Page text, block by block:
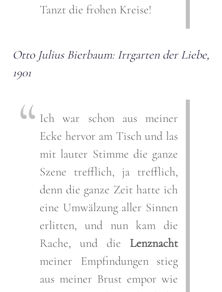
Tanzt die frohen Kreise!
Otto Julius Bierbaum: Irrgarten der Liebe,
1901
Ich war schon aus meiner
Ecke hervor am Tisch und las
mit lauter Stimme die ganze
Szene trefflich, ja trefflich,
denn die ganze Zeit hatte ich
eine Umwälzung aller Sinnen
erlitten, und nun kam die
Rache, und die Lenznacht
meiner Empfindungen stieg
aus meiner Brust empor wie